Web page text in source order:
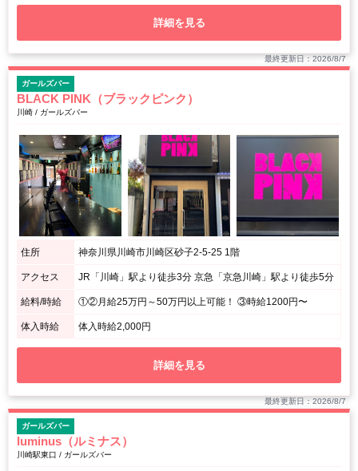
詳細を見る
最終更新日：2026/8/7
ガールズバー
BLACK PINK（ブラックピンク）
川崎 / ガールズバー
住所 神奈川県川崎市川崎区砂子2-5-25 1階
アクセス JR「川崎」駅より徒歩3分 京急「京急川崎」駅より徒歩5分
給料/時給 ①②月給25万円～50万円以上可能！ ③時給1200円〜
体入時給 体入時給2,000円
詳細を見る
最終更新日：2026/8/7
ガールズバー
luminus（ルミナス）
川崎駅東口 / ガールズバー